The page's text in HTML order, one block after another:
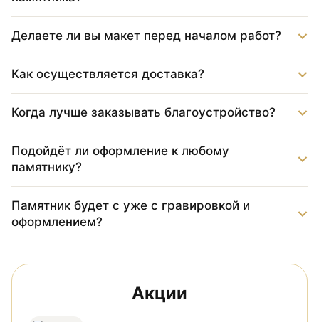
Делаете ли вы макет перед началом работ?
Как осуществляется доставка?
Когда лучше заказывать благоустройство?
Подойдёт ли оформление к любому
памятнику?
Памятник будет с уже с гравировкой и
оформлением?
Акции